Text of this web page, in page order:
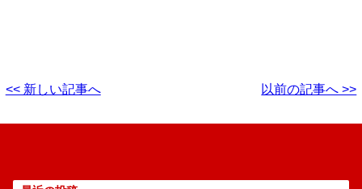
<< 新しい記事へ 以前の記事へ >>